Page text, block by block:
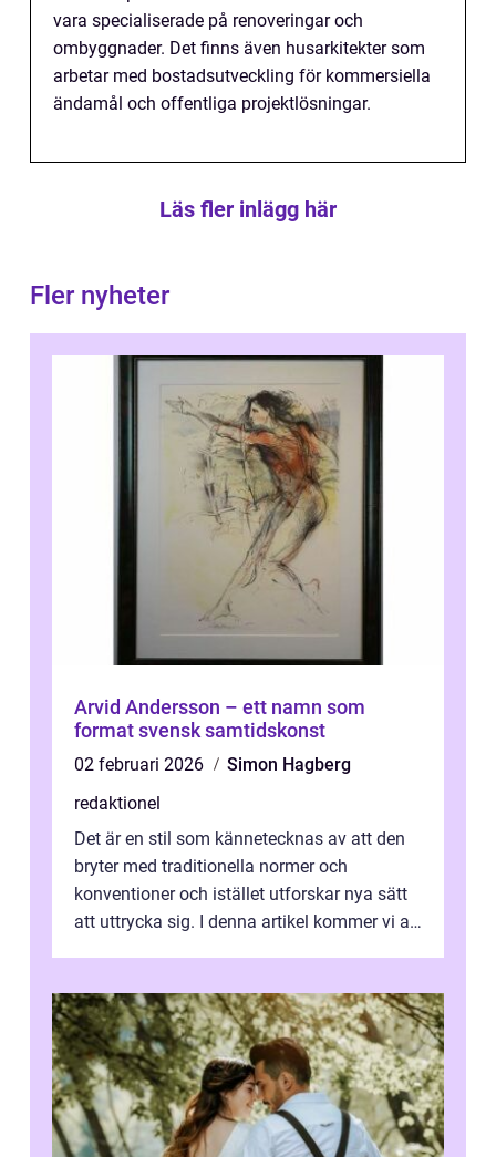
vara specialiserade på renoveringar och
ombyggnader. Det finns även husarkitekter som
arbetar med bostadsutveckling för kommersiella
ändamål och offentliga projektlösningar.
Läs fler inlägg här
Fler nyheter
Arvid Andersson – ett namn som
format svensk samtidskonst
02 februari 2026
Simon Hagberg
redaktionel
Det är en stil som kännetecknas av att den
bryter med traditionella normer och
konventioner och istället utforskar nya sätt
att uttrycka sig. I denna artikel kommer vi att